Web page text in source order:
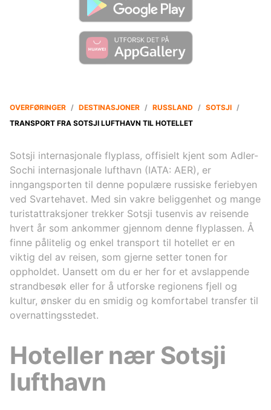
OVERFØRINGER / DESTINASJONER / RUSSLAND / SOTSJI /
TRANSPORT FRA SOTSJI LUFTHAVN TIL HOTELLET
Sotsji internasjonale flyplass, offisielt kjent som Adler-
Sochi internasjonale lufthavn (IATA: AER), er
inngangsporten til denne populære russiske feriebyen
ved Svartehavet. Med sin vakre beliggenhet og mange
turistattraksjoner trekker Sotsji tusenvis av reisende
hvert år som ankommer gjennom denne flyplassen. Å
finne pålitelig og enkel transport til hotellet er en
viktig del av reisen, som gjerne setter tonen for
oppholdet. Uansett om du er her for et avslappende
strandbesøk eller for å utforske regionens fjell og
kultur, ønsker du en smidig og komfortabel transfer til
overnattingsstedet.
Hoteller nær Sotsji
lufthavn